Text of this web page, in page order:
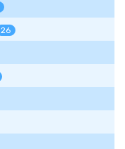
26